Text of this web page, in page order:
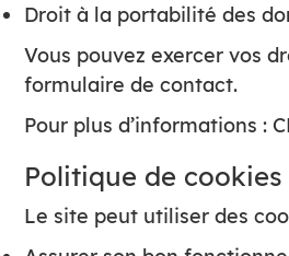
Droit à la portabilité des
Vous pouvez exercer vos
formulaire de contact.
Pour plus d’informations :
Politique de cookies
Le site peut utiliser des